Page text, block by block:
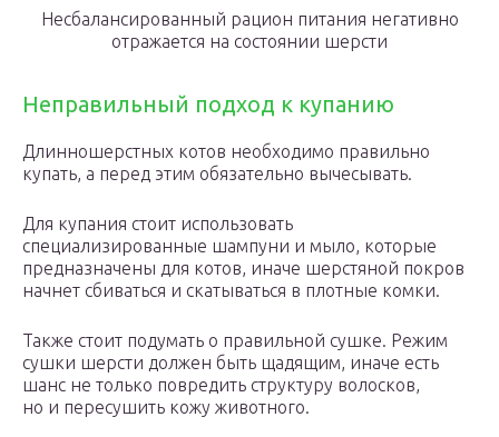
Несбалансированный рацион питания негативно
отражается на состоянии шерсти
Неправильный подход к купанию
Длинношерстных котов необходимо правильно
купать, а перед этим обязательно вычесывать.
Для купания стоит использовать
специализированные шампуни и мыло, которые
предназначены для котов, иначе шерстяной покров
начнет сбиваться и скатываться в плотные комки.
Также стоит подумать о правильной сушке. Режим
сушки шерсти должен быть щадящим, иначе есть
шанс не только повредить структуру волосков,
но и пересушить кожу животного.